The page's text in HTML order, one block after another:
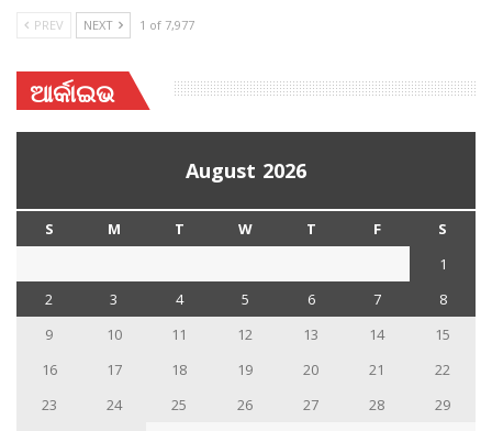
PREV NEXT 1 of 7,977
ଆର୍କାଇଭ
August 2026
S M T W T F
S
1
2
3 4 5 6 7
8
9
10 11 12 13 14
15
16
17 18 19 20 21
22
23
24 25 26 27 28
29